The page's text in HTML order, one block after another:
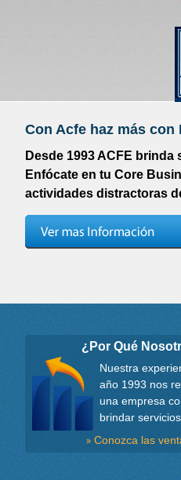
Con Acfe haz más con
Desde 1993 ACFE
Enfócate en tu Core
actividades distractoras
¿Por Qué
Nuestra
año 1993 nos
una empresa
brindar
Conozca las